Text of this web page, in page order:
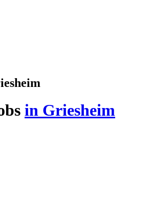
in Griesheim